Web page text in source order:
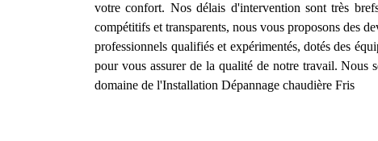
votre confort. Nos délais d'intervention sont très
compétitifs et transparents, nous vous proposons des
professionnels qualifiés et expérimentés, dotés des
pour vous assurer de la qualité de notre travail. Nous
domaine de l'Installation Dépannage chaudière Fris